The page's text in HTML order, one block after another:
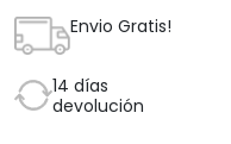
Envio Gratis!
14 días
devolución